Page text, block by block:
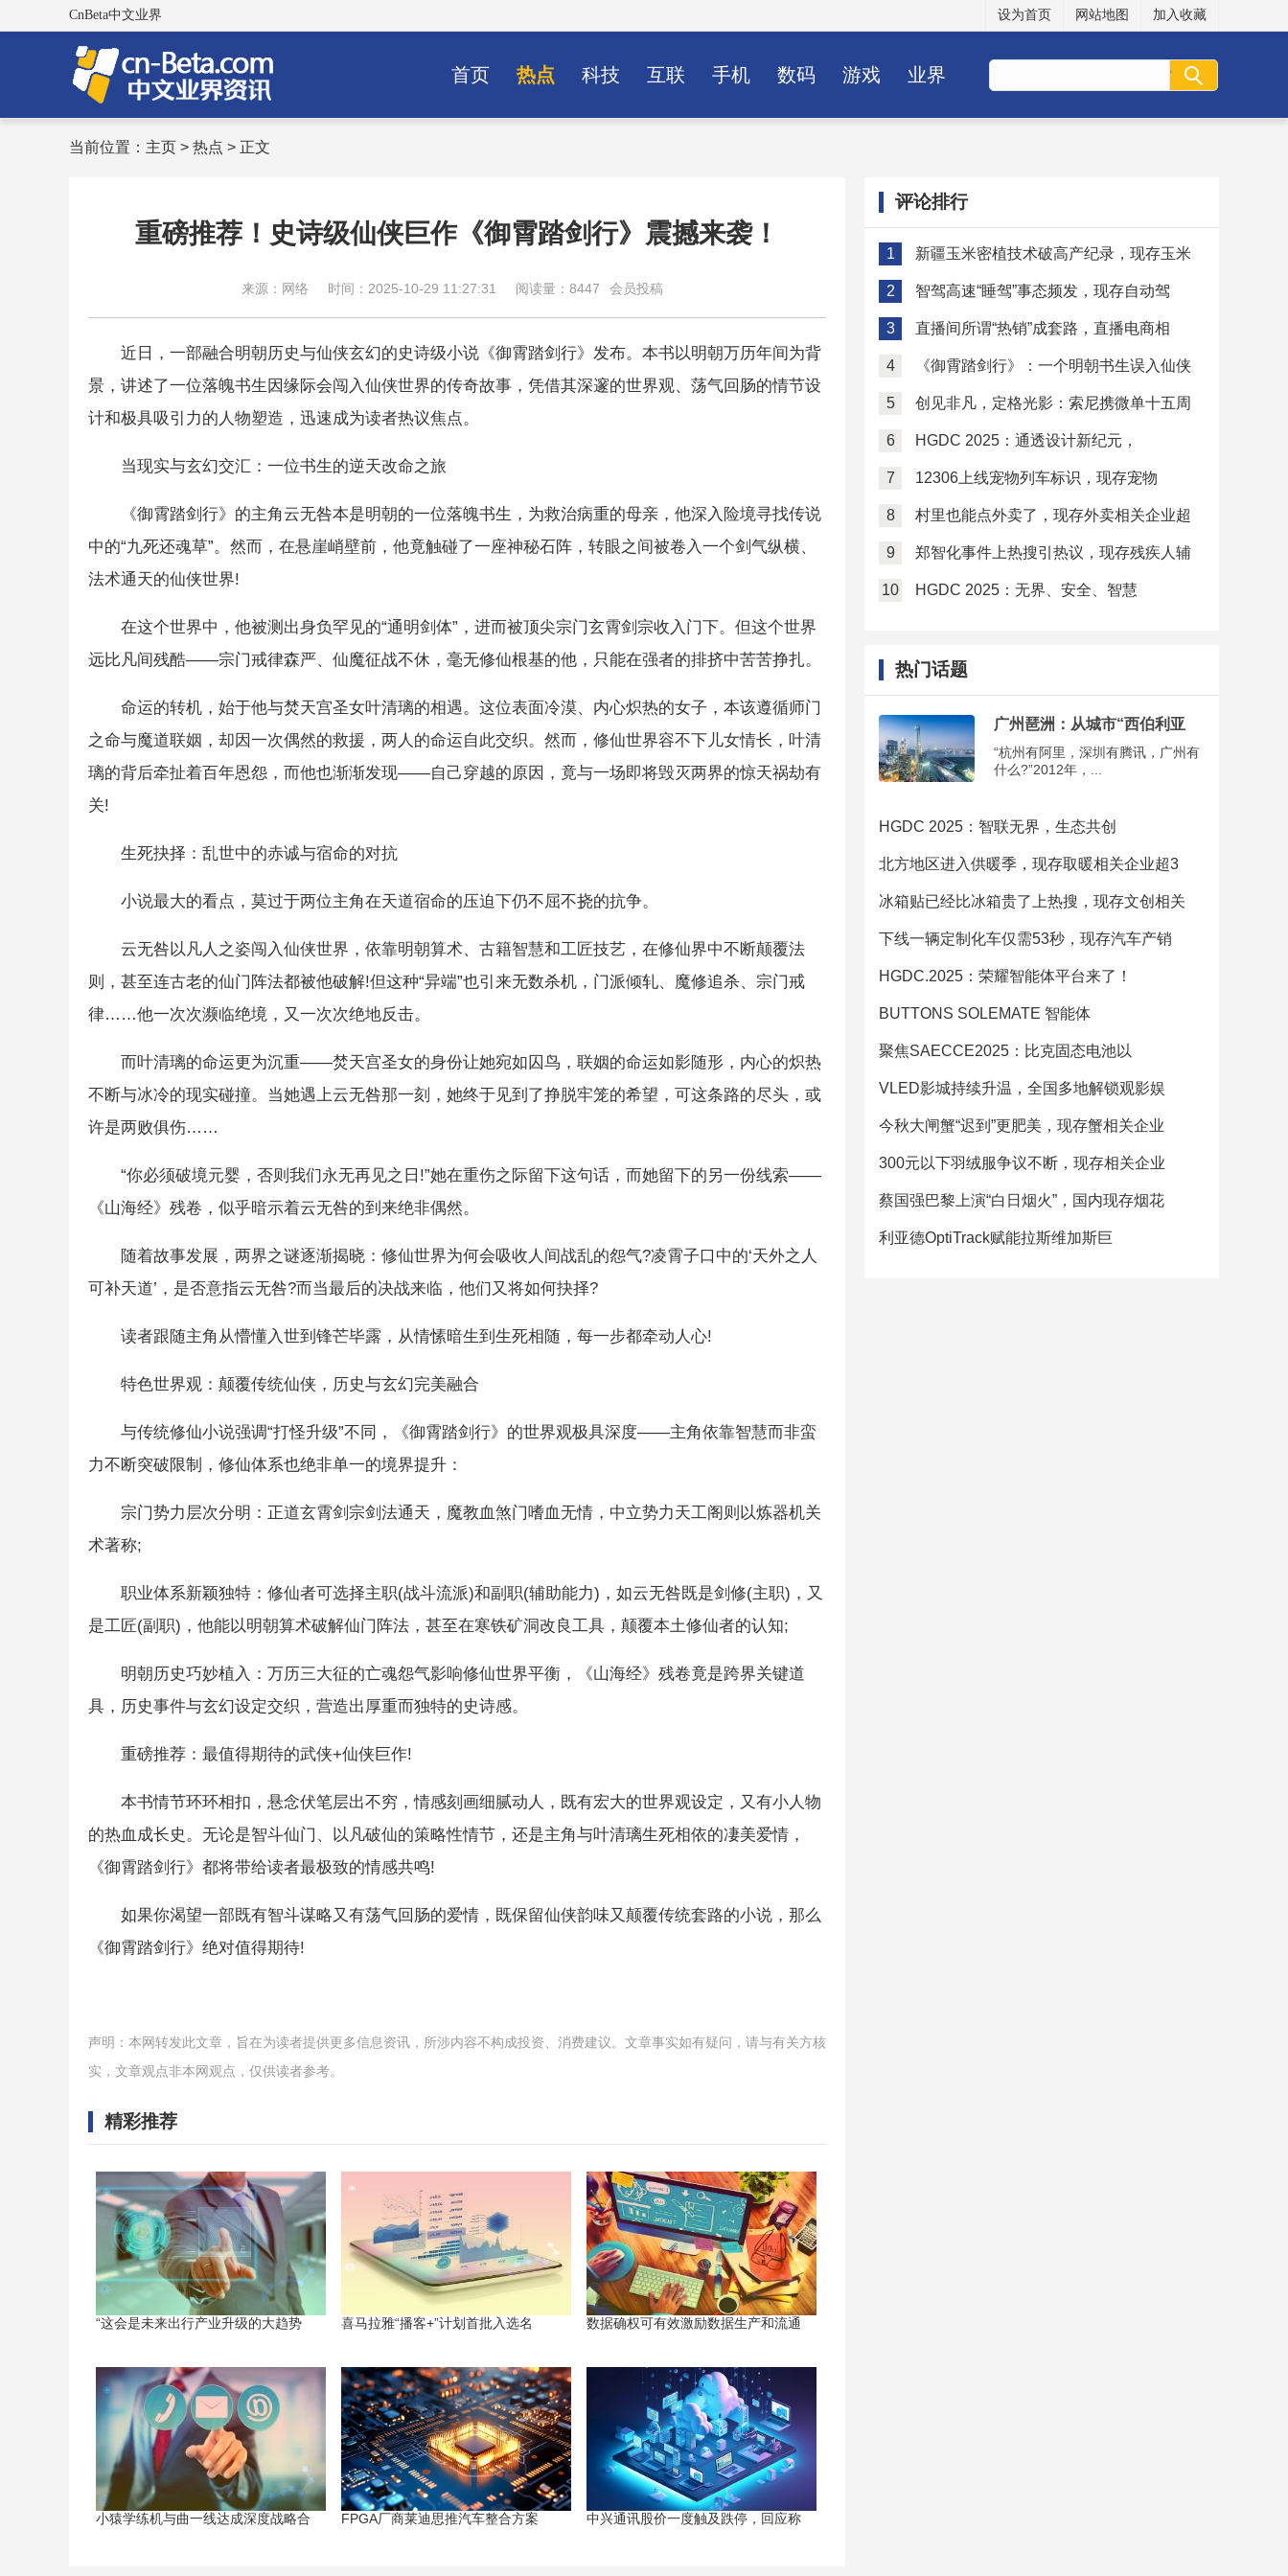
CnBeta中文业界 设为首页 网站地图 加入收藏
首页 热点 科技 互联 手机 数码 游戏 业界
当前位置： 主页 > 热点 > 正文
重磅推荐！史诗级仙侠巨作《御霄踏剑行》震撼来袭！
来源：网络 时间：2025-10-29 11:27:31 阅读量：8447 会员投稿
近日，一部融合明朝历史与仙侠玄幻的史诗级小说《御霄踏剑行》发布。本书以明朝万历年间为背
景，讲述了一位落魄书生因缘际会闯入仙侠世界的传奇故事，凭借其深邃的世界观、荡气回肠的情节设
计和极具吸引力的人物塑造，迅速成为读者热议焦点。
当现实与玄幻交汇：一位书生的逆天改命之旅
《御霄踏剑行》的主角云无咎本是明朝的一位落魄书生，为救治病重的母亲，他深入险境寻找传说
中的“九死还魂草”。然而，在悬崖峭壁前，他竟触碰了一座神秘石阵，转眼之间被卷入一个剑气纵横、
法术通天的仙侠世界!
在这个世界中，他被测出身负罕见的“通明剑体”，进而被顶尖宗门玄霄剑宗收入门下。但这个世界
远比凡间残酷——宗门戒律森严、仙魔征战不休，毫无修仙根基的他，只能在强者的排挤中苦苦挣扎。
命运的转机，始于他与焚天宫圣女叶清璃的相遇。这位表面冷漠、内心炽热的女子，本该遵循师门
之命与魔道联姻，却因一次偶然的救援，两人的命运自此交织。然而，修仙世界容不下儿女情长，叶清
璃的背后牵扯着百年恩怨，而他也渐渐发现——自己穿越的原因，竟与一场即将毁灭两界的惊天祸劫有
关!
生死抉择：乱世中的赤诚与宿命的对抗
小说最大的看点，莫过于两位主角在天道宿命的压迫下仍不屈不挠的抗争。
云无咎以凡人之姿闯入仙侠世界，依靠明朝算术、古籍智慧和工匠技艺，在修仙界中不断颠覆法
则，甚至连古老的仙门阵法都被他破解!但这种“异端”也引来无数杀机，门派倾轧、魔修追杀、宗门戒
律……他一次次濒临绝境，又一次次绝地反击。
而叶清璃的命运更为沉重——焚天宫圣女的身份让她宛如囚鸟，联姻的命运如影随形，内心的炽热
不断与冰冷的现实碰撞。当她遇上云无咎那一刻，她终于见到了挣脱牢笼的希望，可这条路的尽头，或
许是两败俱伤……
“你必须破境元婴，否则我们永无再见之日!”她在重伤之际留下这句话，而她留下的另一份线索——
《山海经》残卷，似乎暗示着云无咎的到来绝非偶然。
随着故事发展，两界之谜逐渐揭晓：修仙世界为何会吸收人间战乱的怨气?凌霄子口中的‘天外之人
可补天道’，是否意指云无咎?而当最后的决战来临，他们又将如何抉择?
读者跟随主角从懵懂入世到锋芒毕露，从情愫暗生到生死相随，每一步都牵动人心!
特色世界观：颠覆传统仙侠，历史与玄幻完美融合
与传统修仙小说强调“打怪升级”不同，《御霄踏剑行》的世界观极具深度——主角依靠智慧而非蛮
力不断突破限制，修仙体系也绝非单一的境界提升：
宗门势力层次分明：正道玄霄剑宗剑法通天，魔教血煞门嗜血无情，中立势力天工阁则以炼器机关
术著称;
职业体系新颖独特：修仙者可选择主职(战斗流派)和副职(辅助能力)，如云无咎既是剑修(主职)，又
是工匠(副职)，他能以明朝算术破解仙门阵法，甚至在寒铁矿洞改良工具，颠覆本土修仙者的认知;
明朝历史巧妙植入：万历三大征的亡魂怨气影响修仙世界平衡，《山海经》残卷竟是跨界关键道
具，历史事件与玄幻设定交织，营造出厚重而独特的史诗感。
重磅推荐：最值得期待的武侠+仙侠巨作!
本书情节环环相扣，悬念伏笔层出不穷，情感刻画细腻动人，既有宏大的世界观设定，又有小人物
的热血成长史。无论是智斗仙门、以凡破仙的策略性情节，还是主角与叶清璃生死相依的凄美爱情，
《御霄踏剑行》都将带给读者最极致的情感共鸣!
如果你渴望一部既有智斗谋略又有荡气回肠的爱情，既保留仙侠韵味又颠覆传统套路的小说，那么
《御霄踏剑行》绝对值得期待!
声明：本网转发此文章，旨在为读者提供更多信息资讯，所涉内容不构成投资、消费建议。文章事实如有疑问，请与有关方核
实，文章观点非本网观点，仅供读者参考。
精彩推荐
“这会是未来出行产业升级的大趋势 喜马拉雅“播客+”计划首批入选名 数据确权可有效激励数据生产和流通
小猿学练机与曲一线达成深度战略合 FPGA厂商莱迪思推汽车整合方案 中兴通讯股价一度触及跌停，回应称
评论排行
1 新疆玉米密植技术破高产纪录，现存玉米
2 智驾高速“睡驾”事态频发，现存自动驾
3 直播间所谓“热销”成套路，直播电商相
4 《御霄踏剑行》：一个明朝书生误入仙侠
5 创见非凡，定格光影：索尼携微单十五周
6 HGDC 2025：通透设计新纪元，
7 12306上线宠物列车标识，现存宠物
8 村里也能点外卖了，现存外卖相关企业超
9 郑智化事件上热搜引热议，现存残疾人辅
10 HGDC 2025：无界、安全、智慧
热门话题
广州琶洲：从城市“西伯利亚
“杭州有阿里，深圳有腾讯，广州有
什么?”2012年，...
HGDC 2025：智联无界，生态共创
北方地区进入供暖季，现存取暖相关企业超3
冰箱贴已经比冰箱贵了上热搜，现存文创相关
下线一辆定制化车仅需53秒，现存汽车产销
HGDC.2025：荣耀智能体平台来了！
BUTTONS SOLEMATE 智能体
聚焦SAECCE2025：比克固态电池以
VLED影城持续升温，全国多地解锁观影娱
今秋大闸蟹“迟到”更肥美，现存蟹相关企业
300元以下羽绒服争议不断，现存相关企业
蔡国强巴黎上演“白日烟火”，国内现存烟花
利亚德OptiTrack赋能拉斯维加斯巨